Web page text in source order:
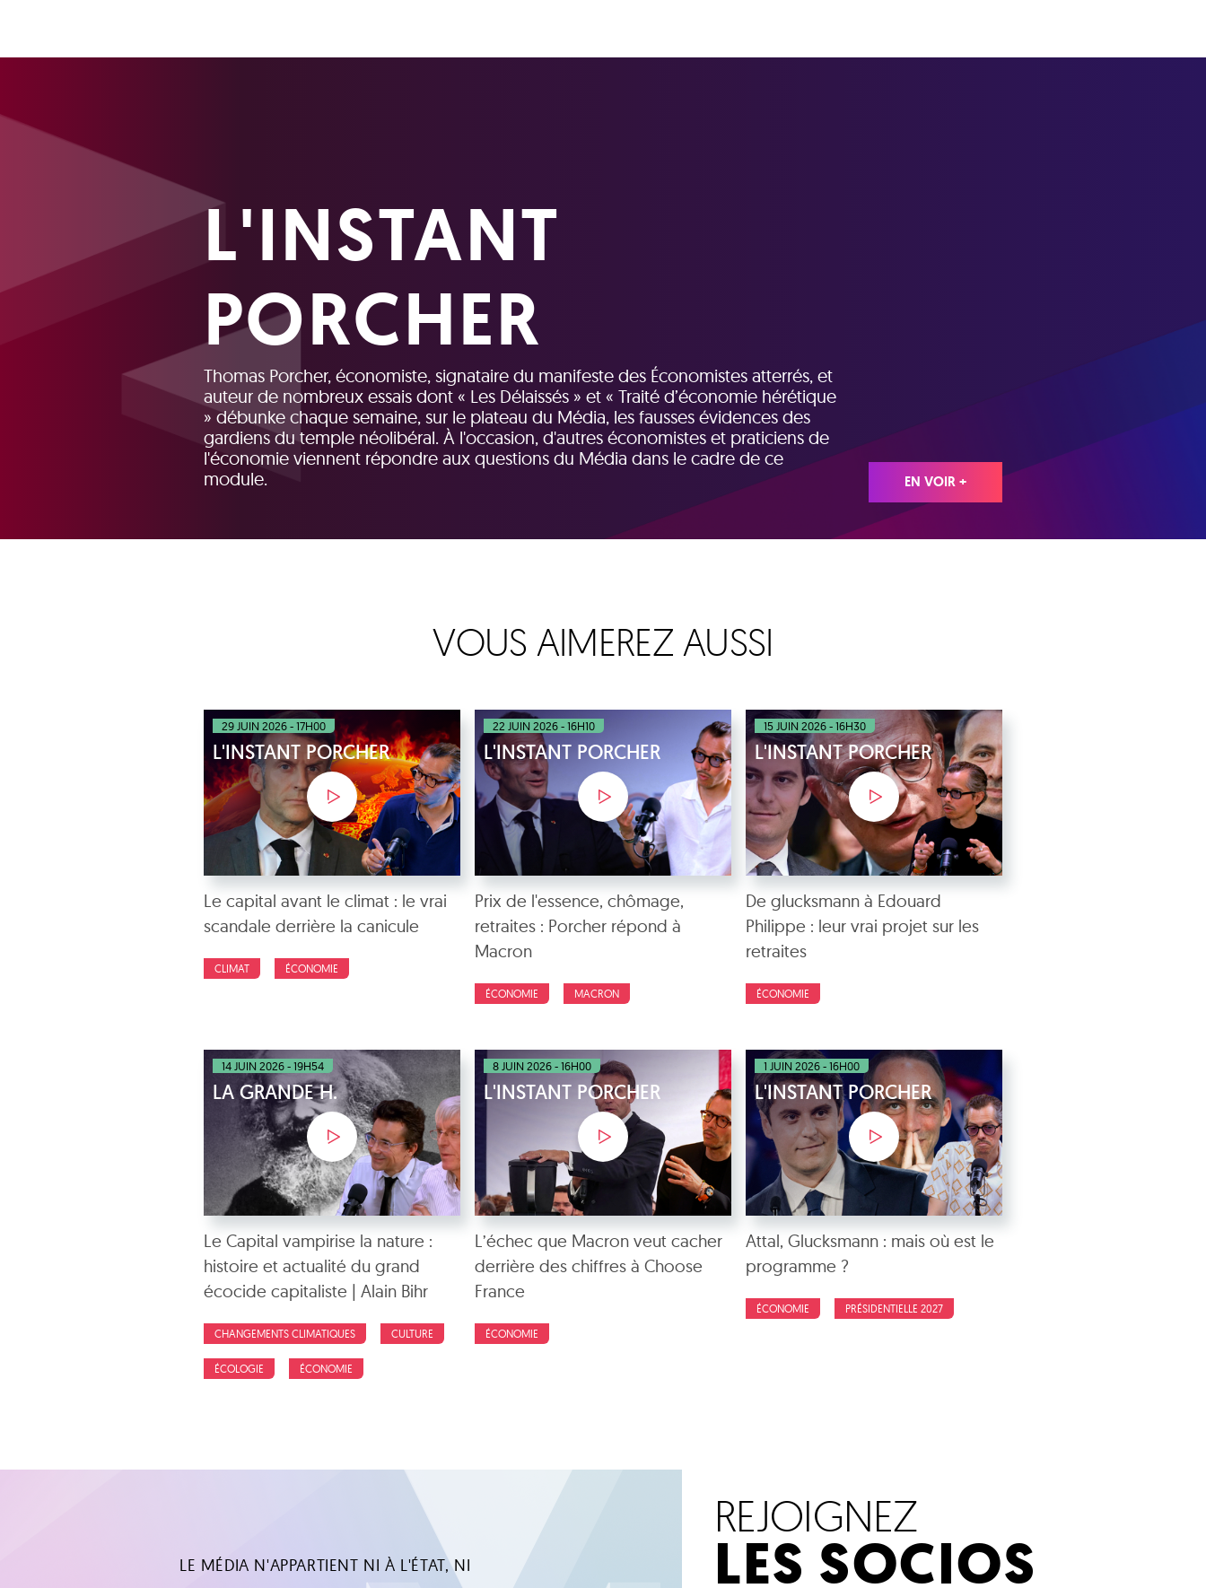
L'INSTANT
PORCHER
Thomas Porcher, économiste, signataire du manifeste des Économistes atterrés, et
auteur de nombreux essais dont « Les Délaissés » et « Traité d’économie hérétique
» débunke chaque semaine, sur le plateau du Média, les fausses évidences des
gardiens du temple néolibéral. À l'occasion, d'autres économistes et praticiens de
l'économie viennent répondre aux questions du Média dans le cadre de ce
module.
EN VOIR +
VOUS AIMEREZ AUSSI
29 JUIN 2026 - 17H00
L'INSTANT PORCHER
Le capital avant le climat : le vrai
scandale derrière la canicule
CLIMAT ÉCONOMIE
22 JUIN 2026 - 16H10
L'INSTANT PORCHER
Prix de l'essence, chômage,
retraites : Porcher répond à
Macron
ÉCONOMIE MACRON
15 JUIN 2026 - 16H30
L'INSTANT PORCHER
De glucksmann à Edouard
Philippe : leur vrai projet sur les
retraites
ÉCONOMIE
14 JUIN 2026 - 19H54
LA GRANDE H.
Le Capital vampirise la nature :
histoire et actualité du grand
écocide capitaliste | Alain Bihr
CHANGEMENTS CLIMATIQUES CULTURE
ÉCOLOGIE ÉCONOMIE
8 JUIN 2026 - 16H00
L'INSTANT PORCHER
L’échec que Macron veut cacher
derrière des chiffres à Choose
France
ÉCONOMIE
1 JUIN 2026 - 16H00
L'INSTANT PORCHER
Attal, Glucksmann : mais où est le
programme ?
ÉCONOMIE PRÉSIDENTIELLE 2027
LE MÉDIA N'APPARTIENT NI À L'ÉTAT, NI
REJOIGNEZ
LES SOCIOS